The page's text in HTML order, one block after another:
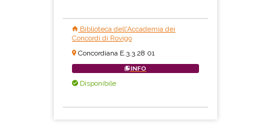
Biblioteca dell'Accademia dei
Concordi di Rovigo
Concordiana E.3.3.28 01
INFO
Disponibile